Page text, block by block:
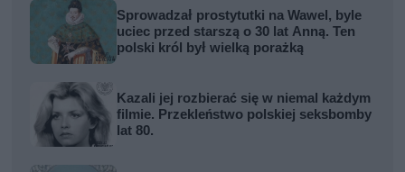
Sprowadzał prostytutki na Wawel, byle
uciec przed starszą o 30 lat Anną. Ten
polski król był wielką porażką
Kazali jej rozbierać się w niemal każdym
filmie. Przekleństwo polskiej seksbomby
lat 80.